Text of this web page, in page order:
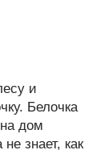
и
Белочка
дом
знает, как